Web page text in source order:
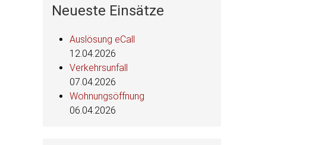
Neueste Einsätze
Auslösung eCall
12.04.2026
Verkehrsunfall
07.04.2026
Wohnungsöffnung
06.04.2026